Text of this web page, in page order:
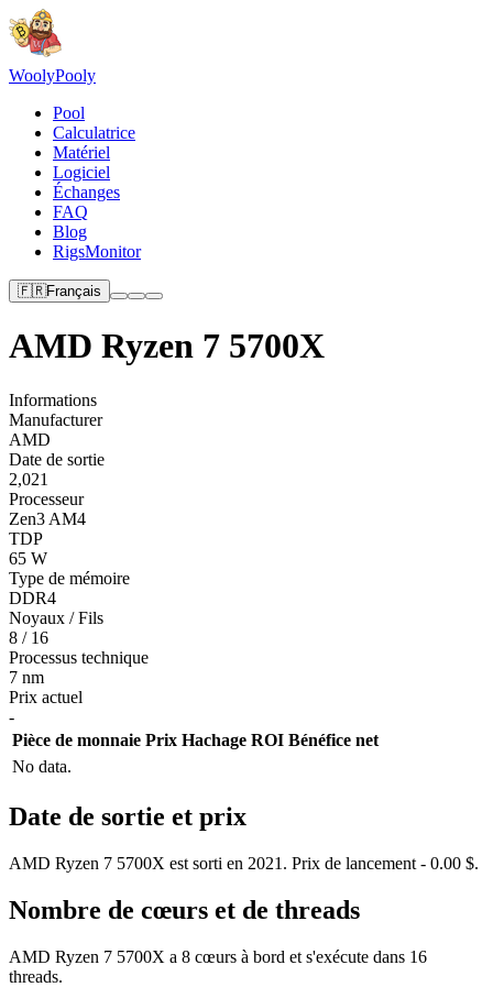
WoolyPooly
Pool
Calculatrice
Matériel
Logiciel
Échanges
FAQ
Blog
RigsMonitor
🇫🇷Français
AMD Ryzen 7 5700X
Informations
Manufacturer
AMD
Date de sortie
2,021
Processeur
Zen3 AM4
TDP
65 W
Type de mémoire
DDR4
Noyaux / Fils
8 / 16
Processus technique
7 nm
Prix actuel
-
Pièce de monnaie Prix Hachage ROI Bénéfice net
No data.
Date de sortie et prix
AMD Ryzen 7 5700X est sorti en 2021. Prix de lancement - 0.00 $.
Nombre de cœurs et de threads
AMD Ryzen 7 5700X a 8 cœurs à bord et s'exécute dans 16
threads.